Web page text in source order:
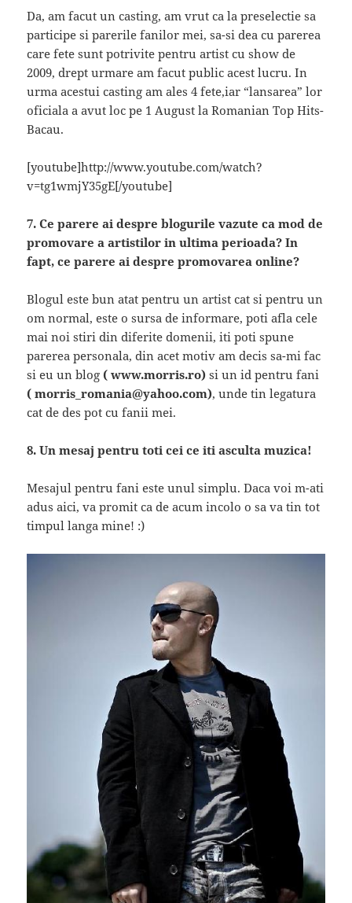
Da, am facut un casting, am vrut ca la preselectie sa
participe si parerile fanilor mei, sa-si dea cu parerea
care fete sunt potrivite pentru artist cu show de
2009, drept urmare am facut public acest lucru. In
urma acestui casting am ales 4 fete,iar “lansarea” lor
oficiala a avut loc pe 1 August la Romanian Top Hits-
Bacau.
[youtube]http://www.youtube.com/watch?
v=tg1wmjY35gE[/youtube]
7. Ce parere ai despre blogurile vazute ca mod de
promovare a artistilor in ultima perioada? In
fapt, ce parere ai despre promovarea online?
Blogul este bun atat pentru un artist cat si pentru un
om normal, este o sursa de informare, poti afla cele
mai noi stiri din diferite domenii, iti poti spune
parerea personala, din acet motiv am decis sa-mi fac
si eu un blog ( www.morris.ro) si un id pentru fani
(morris_romania@yahoo.com), unde tin legatura
cat de des pot cu fanii mei.
8. Un mesaj pentru toti cei ce iti asculta muzica!
Mesajul pentru fani este unul simplu. Daca voi m-ati
adus aici, va promit ca de acum incolo o sa va tin tot
timpul langa mine! :)